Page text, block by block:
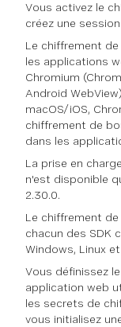
Vous activez le
créez une session.
Le chiffrement
les applications
Chromium
Android
macOS/iOS,
chiffrement de
dans les
La prise en
n'est disponible
2.30.0.
Le chiffrement
chacun des SDK
Windows, Linux
Vous définissez
application web
les secrets de
vous initialisez